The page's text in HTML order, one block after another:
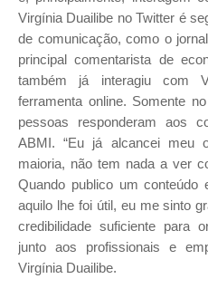
Virgínia Duailibe no Twitter é
de comunicação, como o
principal comentarista de
também já interagiu com
ferramenta online. Somente
pessoas responderam aos
ABMI. “Eu já alcancei meu
maioria, não tem nada a ver
Quando publico um
aquilo lhe foi útil, eu me sinto
credibilidade suficiente para
junto aos profissionais e
Virgínia Duailibe.